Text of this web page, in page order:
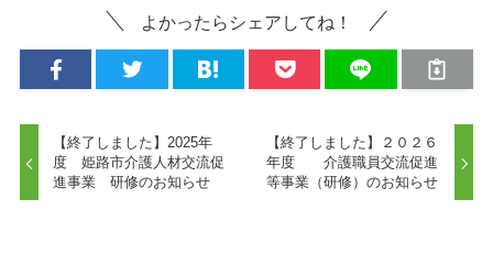
よかったらシェアしてね！
【終了しました】2025年
度 姫路市介護人材交流促
進事業 研修のお知らせ
【終了しました】２０２６
年度 介護職員交流促進
等事業（研修）のお知らせ